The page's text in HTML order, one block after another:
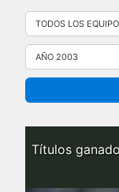
Saltar
contenido
Títulos